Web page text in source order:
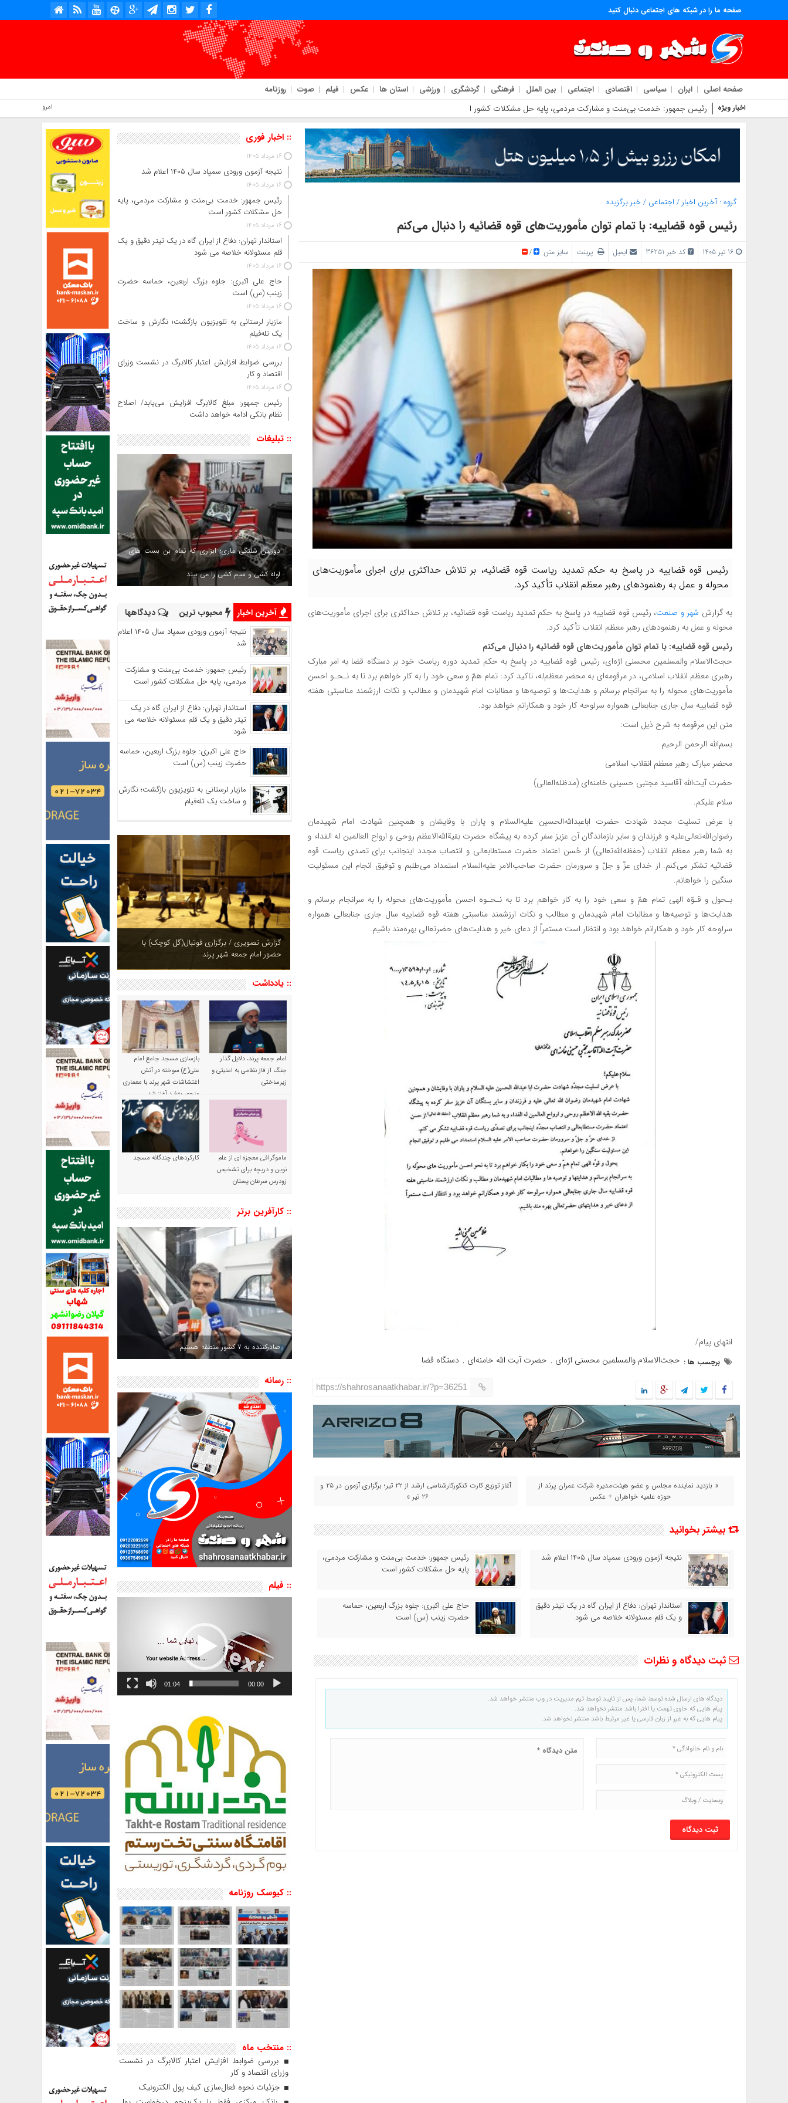
صفحه ما را در شبکه های اجتماعی دنبال کنید
صفحه اصلی ایران سیاسی اقتصادی اجتماعی بین الملل فرهنگی گردشگری ورزشی استان ها عکس فیلم صوت روزنامه
اخبار ویژه رئیس جمهور: خدمت بی‌منت و مشارکت مردمی، پایه حل مشکلات کشور است امروز : جمعه, ۱۶ مرداد , ۱۴۰۵ .::. برابر با : Friday, 7 August , 2026 .::. اخبار منتشر شده : 7 خبر
گروه :آخرین اخبار / اجتماعی /خبر برگزیده
رئیس قوه قضاییه: با تمام توان مأموریت‌های قوه قضائیه را دنبال می‌کنم
کد خبر 36251 ایمیل پرینت سایز متن /
رئیس قوه قضاییه در پاسخ به حکم تمدید ریاست قوه قضائیه، بر تلاش حداکثری برای اجرای مأموریت‌های
محوله و عمل به رهنمودهای رهبر معظم انقلاب تأکید کرد.
به گزارش شهر و صنعت، رئیس قوه قضاییه در پاسخ به حکم تمدید ریاست قوه قضائیه، بر تلاش حداکثری برای اجرای مأموریت‌های
محوله و عمل به رهنمودهای رهبر معظم انقلاب تأکید کرد.
رئیس قوه قضاییه: با تمام توان مأموریت‌های قوه قضائیه را دنبال می‌کنم
حجت‌الاسلام والمسلمین محسنی اژه‌ای، رئیس قوه قضاییه در پاسخ به حکم تمدید دوره ریاست خود بر دستگاه قضا به امر مبارک
رهبری معظم انقلاب اسلامی، در مرقومه‌ای به محضر معظم‌له، تاکید کرد: تمام همّ و سعی خود را به کار خواهم برد تا به نـحـو احسن
مأموریت‌های محوله را به سرانجام برسانم و هدایت‌ها و توصیه‌ها و مطالبات امام شهیدمان و مطالب و نکات ارزشمند مناسبتی هفته
قوه قضاییه سال جاری جنابعالی همواره سرلوحه کار خود و همکارانم خواهد بود.
متن این مرقومه به شرح ذیل است:
بسم‌الله الرحمن الرحیم
محضر مبارک رهبر معظم انقلاب اسلامی
حضرت آیت‌الله آقاسید مجتبی حسینی خامنه‌ای (مدظله‌العالی)
سلام علیکم.
با عرض تسلیت مجدد شهادت حضرت اباعبدالله‌الحسین علیه‌السلام و یاران با وفایشان و همچنین شهادت امام شهیدمان
رضوان‌الله‌تعالی‌علیه و فرزندان و سایر بازماندگان آن عزیز سفر کرده به پیشگاه حضرت بقیةالله‌الاعظم روحی و ارواح العالمین له الفداء و
به شما رهبر معظم انقلاب (حفظه‌الله‌تعالی) از حُسن اعتماد حضرت مستطابعالی و انتصاب مجدد اینجانب برای تصدی ریاست قوه
قضائیه تشکر می‌کنم. از خدای عزّ و جلّ و سرورمان حضرت صاحب‌الامر علیه‌السلام استمداد می‌طلبم و توفیق انجام این مسئولیت
سنگین را خواهانم.
بـحول و قـوّه الهی تمام همّ و سعی خود را به کار خواهم برد تا به نـحـوه احسن مأموریت‌های محوله را به سرانجام برسانم و
هدایت‌ها و توصیه‌ها و مطالبات امام شهیدمان و مطالب و نکات ارزشمند مناسبتی هفته قوه قضاییه سال جاری جنابعالی همواره
سرلوحه کار خود و همکارانم خواهد بود و انتظار است مستمراً از دعای خیر و هدایت‌های حضرتعالی بهره‌مند باشیم.
انتهای پیام/
برچسب ها : حجت‌الاسلام والمسلمین محسنی اژه‌ای , حضرت آیت الله خامنه‌ای , دستگاه قضا
https://shahrosanaatkhabar.ir/?p=36251
« بازدید نماینده مجلس و عضو هیئت‌مدیره شرکت عمران پرند از
حوزه علمیه خواهران + عکس
آغاز توزیع کارت کنکورکارشناسی ارشد از ۲۲ تیر؛ برگزاری آزمون در ۲۵ و
۲۶ تیر »
بیشتر بخوانید
نتیجه آزمون ورودی سمپاد سال ۱۴۰۵ اعلام شد
رئیس جمهور: خدمت بی‌منت و مشارکت مردمی،
پایه حل مشکلات کشور است
استاندار تهران: دفاع از ایران گاه در یک تیتر دقیق
و یک قلم مسئولانه خلاصه می شود
حاج‌ علی‌ اکبری: جلوه بزرگ اربعین، حماسه
حضرت زینب (س) است
ثبت دیدگاه و نظرات
دیدگاه های ارسال شده توسط شما، پس از تایید توسط تیم مدیریت در وب منتشر خواهد شد.
پیام هایی که حاوی تهمت یا افترا باشد منتشر نخواهد شد.
پیام هایی که به غیر از زبان فارسی یا غیر مرتبط باشد منتشر نخواهد شد.
:: اخبار فوری
16 مرداد 1405
نتیجه آزمون ورودی سمپاد سال ۱۴۰۵ اعلام شد
16 مرداد 1405
رئیس جمهور: خدمت بی‌منت و مشارکت مردمی، پایه
حل مشکلات کشور است
16 مرداد 1405
استاندار تهران: دفاع از ایران گاه در یک تیتر دقیق و یک
قلم مسئولانه خلاصه می شود
16 مرداد 1405
حاج‌ علی‌ اکبری: جلوه بزرگ اربعین، حماسه حضرت
زینب (س) است
16 مرداد 1405
مازیار لرستانی به تلویزیون بازگشت؛ نگارش و ساخت
یک تله‌فیلم
16 مرداد 1405
بررسی ضوابط افزایش اعتبار کالابرگ در نشست وزرای
اقتصاد و کار
16 مرداد 1405
رئیس‌ جمهور: مبلغ کالابرگ افزایش می‌یابد/ اصلاح
نظام بانکی ادامه خواهد داشت
:: تبلیغات
دوربین شلنگی ماری؛ ابزاری که تمام بن بست های
لوله کشی و سیم کشی را می بیند
آخرین اخبار محبوب ترین دیدگاهها
نتیجه آزمون ورودی سمپاد سال ۱۴۰۵ اعلام
شد
رئیس جمهور: خدمت بی‌منت و مشارکت
مردمی، پایه حل مشکلات کشور است
استاندار تهران: دفاع از ایران گاه در یک
تیتر دقیق و یک قلم مسئولانه خلاصه می
شود
حاج‌ علی‌ اکبری: جلوه بزرگ اربعین، حماسه
حضرت زینب (س) است
مازیار لرستانی به تلویزیون بازگشت؛ نگارش
و ساخت یک تله‌فیلم
چشم نوازی بوستان های شهر پرند در فصل بهار +
تصاویر
:: یادداشت
امام جمعه پرند، دلایل گذار
جنگ از فاز نظامی به امنیتی و
زیرساختی
بازسازی مسجد جامع امام
علی(ع) سوخته در آتش
اغتشاشات شهر پرند با معماری
منحصربه‌فرد آغاز شد
ماموگرافی معجزه ای از علم
نوین و دریچه برای تشخیص
زودرس سرطان پستان
کارکردهای چندگانه مسجد
:: کارآفرین برتر
صادرکننده به ۷ کشور منطقه هستیم
:: رسانه
:: فیلم
نمایشگر
00:00
01:04
:: کیوسک روزنامه
:: منتخب ماه
بررسی ضوابط افزایش اعتبار کالابرگ در نشست
وزرای اقتصاد و کار
جزئیات نحوه فعال‌سازی کیف پول الکترونیک